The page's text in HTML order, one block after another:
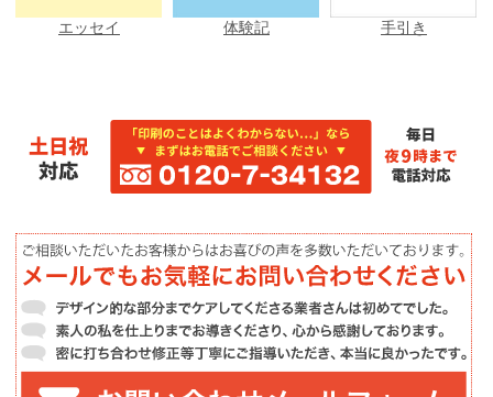
エッセイ 体験記 手引き